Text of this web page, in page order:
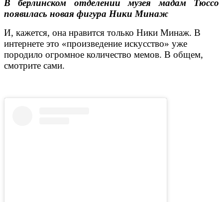
В берлинском отделении музея мадам Тюссо
появилась новая фигура Ники Минаж
И, кажется, она нравится только Ники Минаж. В
интернете это «произведение искусство» уже
породило огромное количество мемов. В общем,
смотрите сами.